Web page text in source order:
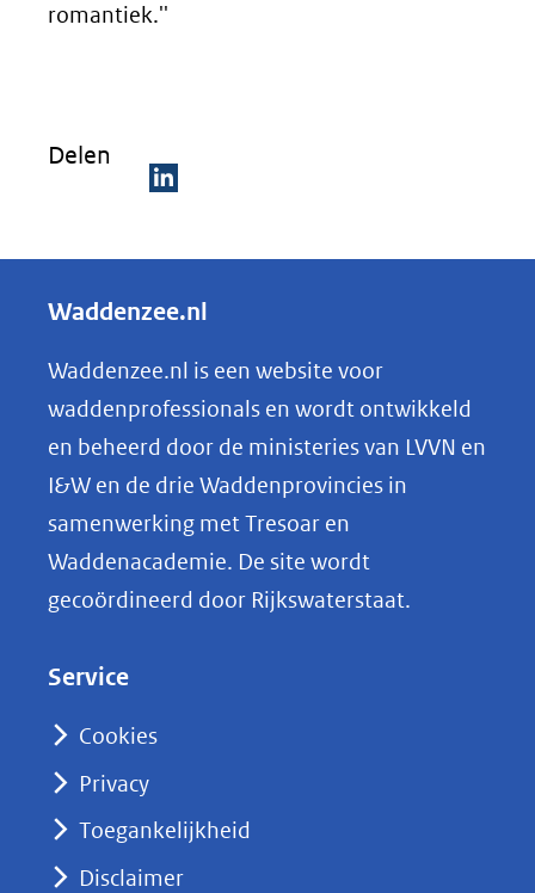
romantiek.''
Delen
e
e
n
o
p
k
e
nieuw
Waddenzee.nl
Waddenzee.nl is een website voor
waddenprofessionals en wordt ontwikkeld
en beheerd door de ministeries van LVVN en
I&W en de drie Waddenprovincies in
samenwerking met Tresoar en
Waddenacademie. De site wordt
gecoördineerd door Rijkswaterstaat.
Service
Cookies
Privacy
Toegankelijkheid
Disclaimer